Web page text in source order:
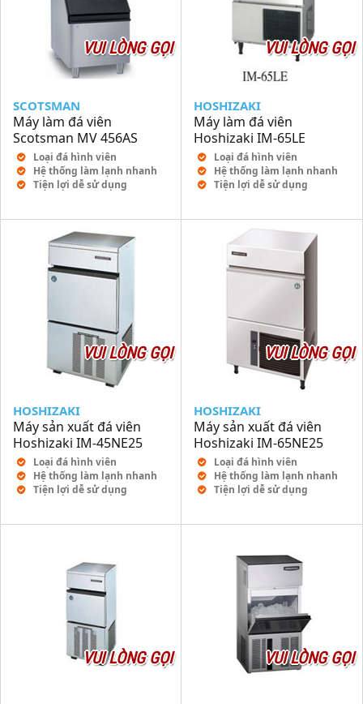
VUI LÒNG GỌI
SCOTSMAN
Máy làm đá viên
Scotsman MV 456AS
Loại đá hình viên
Hệ thống làm lạnh nhanh
Tiện lợi dễ sử dụng
VUI LÒNG GỌI
HOSHIZAKI
Máy làm đá viên
Hoshizaki IM-65LE
Loại đá hình viên
Hệ thống làm lạnh nhanh
Tiện lợi dễ sử dụng
VUI LÒNG GỌI
HOSHIZAKI
Máy sản xuất đá viên
Hoshizaki IM-45NE25
Loại đá hình viên
Hệ thống làm lạnh nhanh
Tiện lợi dễ sử dụng
VUI LÒNG GỌI
HOSHIZAKI
Máy sản xuất đá viên
Hoshizaki IM-65NE25
Loại đá hình viên
Hệ thống làm lạnh nhanh
Tiện lợi dễ sử dụng
VUI LÒNG GỌI VUI LÒNG GỌI